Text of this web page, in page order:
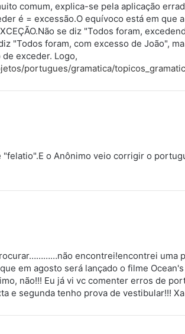
comum, explica-se pela aplicação
é = excessão.O equívoco está em que
se diz "Todos foram,
"Todos foram, com excesso de João",
de exceder. Logo,
portugues/gramatica/
o Anônimo veio corrigir o
encontrei!encontrei uma
em agosto será lançado o filme
não!!! Eu já vi vc comenter erros de
e segunda tenho prova de vestibular!!!